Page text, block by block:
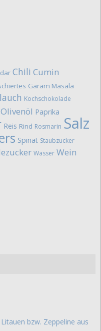
Chili Cumin
Garam Masala
Kochschokolade
Olivenöl Paprika
Reis Rind Rosmarin Salz
Spinat Staubzucker
Wasser Wein
bzw. Zeppeline aus